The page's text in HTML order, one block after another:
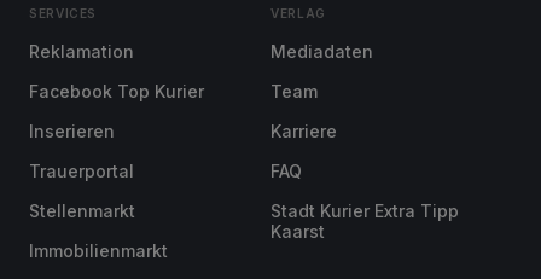
SERVICES
Reklamation
Facebook Top Kurier
Inserieren
Trauerportal
Stellenmarkt
Immobilienmarkt
VERLAG
Mediadaten
Team
Karriere
FAQ
Stadt Kurier Extra Tipp
Kaarst